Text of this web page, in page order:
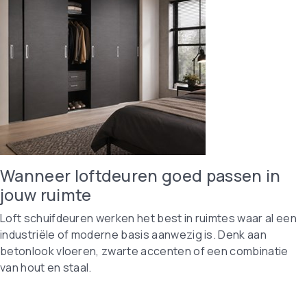
Wanneer loftdeuren goed passen in
jouw ruimte
Loft schuifdeuren werken het best in ruimtes waar al een
industriële of moderne basis aanwezig is. Denk aan
betonlook vloeren, zwarte accenten of een combinatie
van hout en staal.